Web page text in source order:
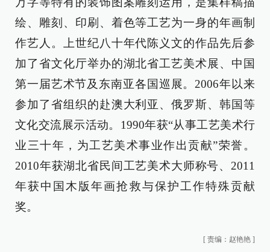
绘、雕刻、印刷、着色等工艺为一身的年画制
作艺人。上世纪八十年代陈义文的作品先后参
加了省文化厅举办的湖北省工艺美术展、中国
第一届艺术节及东南亚各国巡展。2006年以来
参加了省组织的赴澳大利亚、俄罗斯、韩国等
文化交流展示活动。1990年获“从事工艺美术行
业三十年，为工艺美术事业作出贡献”荣誉。
2010年获湖北省民间工艺美术大师称号、2011
年获中国木版年画抢救与保护工作特殊贡献
奖。
[ 责编：赵艳艳 ]